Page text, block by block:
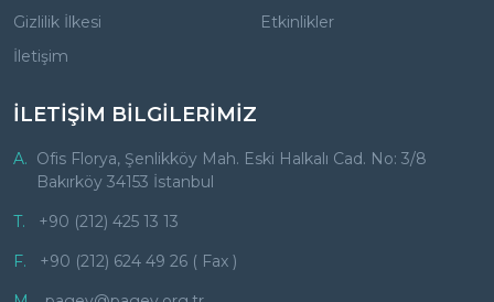
Gizlilik İlkesi
İletişim
Etkinlikler
İLETİŞİM BİLGİLERİMİZ
A. Ofis Florya, Şenlikköy Mah. Eski Halkalı Cad. No: 3/8
Bakırköy 34153 İstanbul
T.
+90 (212) 425 13 13
F.
+90 (212) 624 49 26 ( Fax )